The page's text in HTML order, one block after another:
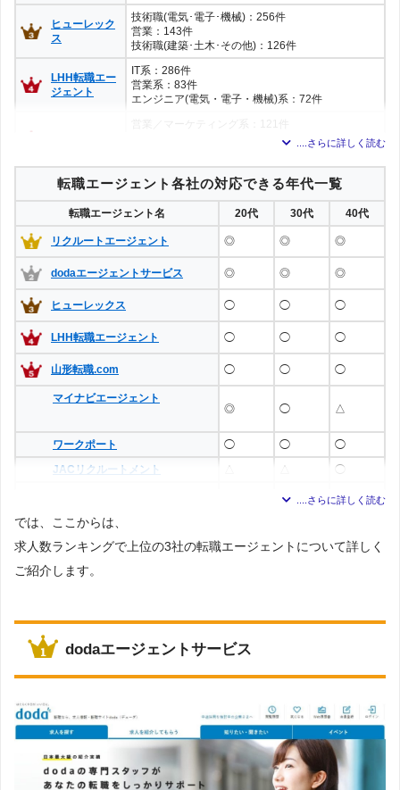
ヒューレック
ス
技術職(電気･電子･機械)：256件
営業：143件
技術職(建築･土木･その他)：126件
LHH転職エー
ジェント
IT系：286件
営業系：83件
エンジニア(電気・電子・機械)系：72件
※数値は山形県内における該当職種の求人数
転職エージェント各社の対応できる年代一覧
転職エージェント名 20代 30代 40代
リクルートエージェント ◎ ◎ ◎
dodaエージェントサービス ◎ ◎ ◎
ヒューレックス ◯ ◯ ◯
LHH転職エージェント ◯ ◯ ◯
山形転職.com ◯ ◯ ◯
マイナビエージェント
◎
◯ △
ワークポート ◯ ◯
◯
JACリクルートメント
◯
◯
◯
パソナキャリア
type転職エージェント
◯ ◯
◯
MS-JAPAN
では、ここからは、
求人数ランキングで上位の3社の転職エージェントについて詳しく
ご紹介します。
dodaエージェントサービス